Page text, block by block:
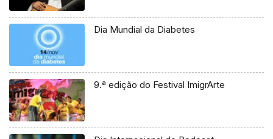
Dia Mundial da Diabetes
9.ª edição do Festival ImigrArte